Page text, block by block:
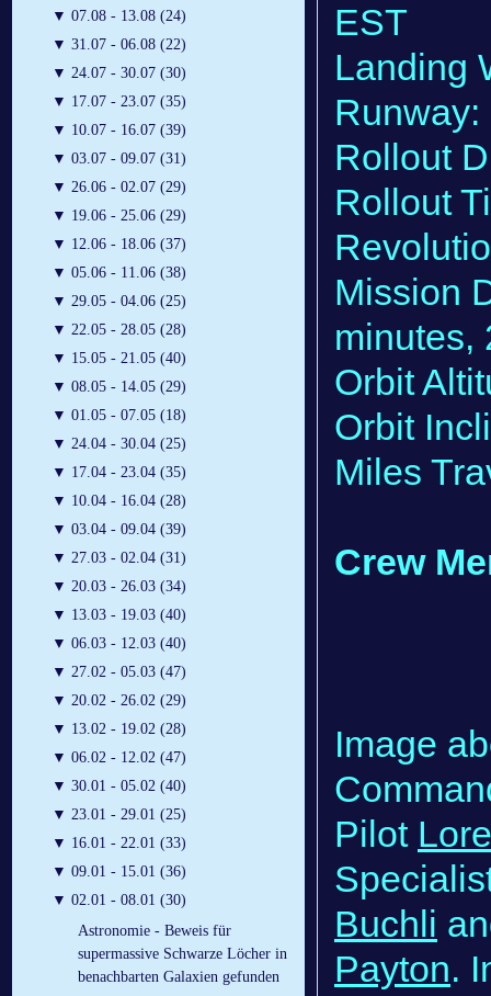
▼ 07.08 - 13.08 (24)
▼ 31.07 - 06.08 (22)
▼ 24.07 - 30.07 (30)
▼ 17.07 - 23.07 (35)
▼ 10.07 - 16.07 (39)
▼ 03.07 - 09.07 (31)
▼ 26.06 - 02.07 (29)
▼ 19.06 - 25.06 (29)
▼ 12.06 - 18.06 (37)
▼ 05.06 - 11.06 (38)
▼ 29.05 - 04.06 (25)
▼ 22.05 - 28.05 (28)
▼ 15.05 - 21.05 (40)
▼ 08.05 - 14.05 (29)
▼ 01.05 - 07.05 (18)
▼ 24.04 - 30.04 (25)
▼ 17.04 - 23.04 (35)
▼ 10.04 - 16.04 (28)
▼ 03.04 - 09.04 (39)
▼ 27.03 - 02.04 (31)
▼ 20.03 - 26.03 (34)
▼ 13.03 - 19.03 (40)
▼ 06.03 - 12.03 (40)
▼ 27.02 - 05.03 (47)
▼ 20.02 - 26.02 (29)
▼ 13.02 - 19.02 (28)
▼ 06.02 - 12.02 (47)
▼ 30.01 - 05.02 (40)
▼ 23.01 - 29.01 (25)
▼ 16.01 - 22.01 (33)
▼ 09.01 - 15.01 (36)
▼ 02.01 - 08.01 (30)
Astronomie - Beweis für
supermassive Schwarze Löcher in
benachbarten Galaxien gefunden
EST
Landing
Rollout
Rollout
Mission
minutes,
Orbit
Orbit
Miles
Crew
Image
Pilot
Buchli
Payton.